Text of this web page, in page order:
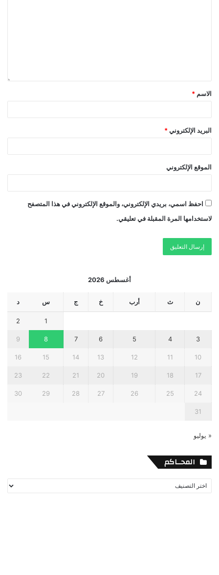
الاسم *
البريد الإلكتروني *
الموقع الإلكتروني
احفظ اسمي، بريدي الإلكتروني، والموقع الإلكتروني في هذا المتصفح
لاستخدامها المرة المقبلة في تعليقي.
أغسطس 2026
ن ث أرب خ ج س د
1
2
3
4
5
6
7
8
9
10
11
12
13
14
15
16
17
18
19
20
21
22
23
24
25
26
27
28
29
30
31
« يوليو
المحــاكم
المحــاكم